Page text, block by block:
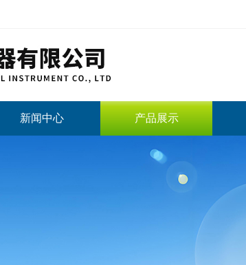
新闻中心 产品展示